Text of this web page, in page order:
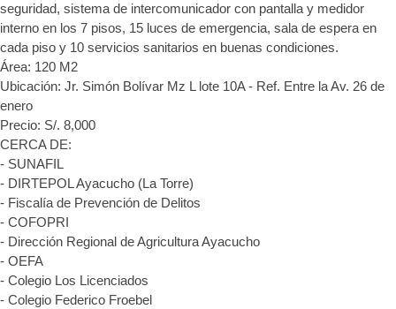
seguridad, sistema de intercomunicador con pantalla y medidor
interno en los 7 pisos, 15 luces de emergencia, sala de espera en
cada piso y 10 servicios sanitarios en buenas condiciones.
Área: 120 M2
Ubicación: Jr. Simón Bolívar Mz L lote 10A - Ref. Entre la Av. 26 de
enero
Precio: S/. 8,000
CERCA DE:
- SUNAFIL
- DIRTEPOL Ayacucho (La Torre)
- Fiscalía de Prevención de Delitos
- COFOPRI
- Dirección Regional de Agricultura Ayacucho
- OEFA
- Colegio Los Licenciados
- Colegio Federico Froebel